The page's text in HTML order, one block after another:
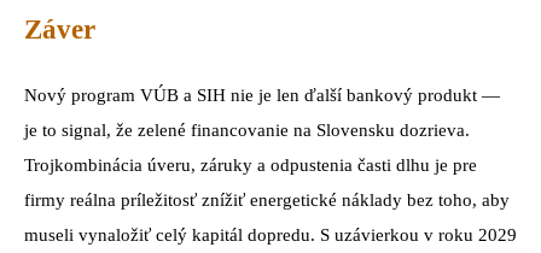
Záver
Nový program VÚB a SIH nie je len ďalší bankový produkt —
je to signal, že zelené financovanie na Slovensku dozrieva.
Trojkombinácia úveru, záruky a odpustenia časti dlhu je pre
firmy reálna príležitosť znížiť energetické náklady bez toho, aby
museli vynaložiť celý kapitál dopredu. S uzávierkou v roku 2029